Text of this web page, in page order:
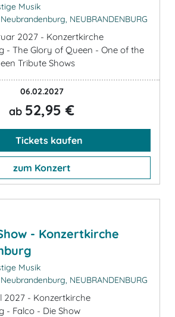
Musik
NEUBRANDENBURG
2027 - Konzertkirche
- The Glory of Queen - One of the
Tribute Shows
06.02.2027
ab 52,95 €
Tickets kaufen
zum Konzert
- Konzertkirche
Musik
NEUBRANDENBURG
2027 - Konzertkirche
- Falco - Die Show